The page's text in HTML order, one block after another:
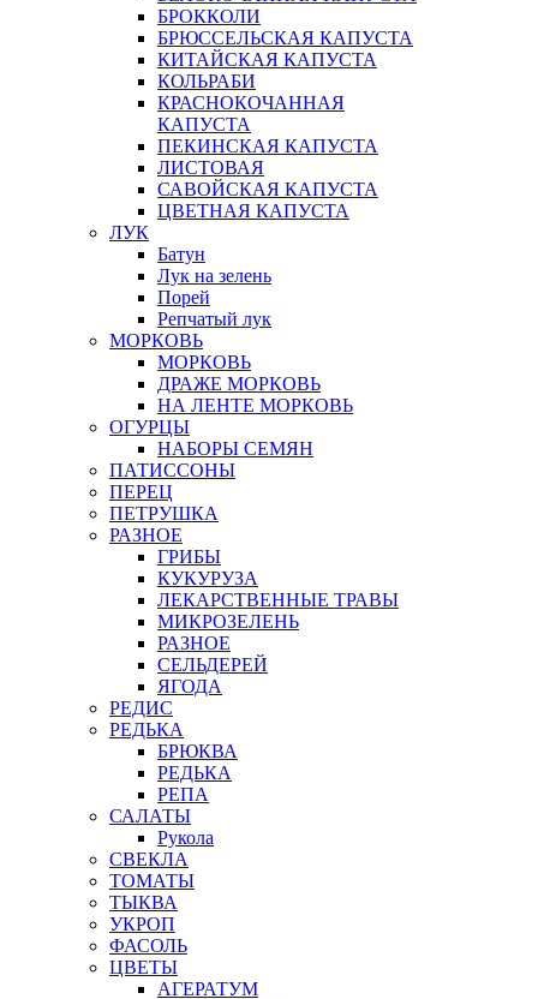
БРОККОЛИ
БРЮССЕЛЬСКАЯ КАПУСТА
КИТАЙСКАЯ КАПУСТА
КОЛЬРАБИ
КРАСНОКОЧАННАЯ
КАПУСТА
ПЕКИНСКАЯ КАПУСТА
ЛИСТОВАЯ
САВОЙСКАЯ КАПУСТА
ЦВЕТНАЯ КАПУСТА
ЛУК
Батун
Лук на зелень
Порей
Репчатый лук
МОРКОВЬ
МОРКОВЬ
ДРАЖЕ МОРКОВЬ
НА ЛЕНТЕ МОРКОВЬ
ОГУРЦЫ
НАБОРЫ СЕМЯН
ПАТИССОНЫ
ПЕРЕЦ
ПЕТРУШКА
РАЗНОЕ
ГРИБЫ
КУКУРУЗА
ЛЕКАРСТВЕННЫЕ ТРАВЫ
МИКРОЗЕЛЕНЬ
РАЗНОЕ
СЕЛЬДЕРЕЙ
ЯГОДА
РЕДИС
РЕДЬКА
БРЮКВА
РЕДЬКА
РЕПА
САЛАТЫ
Рукола
СВЕКЛА
ТОМАТЫ
ТЫКВА
УКРОП
ФАСОЛЬ
ЦВЕТЫ
АГЕРАТУМ